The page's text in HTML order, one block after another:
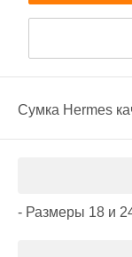
Сумка Hermes
- Размеры 18 и